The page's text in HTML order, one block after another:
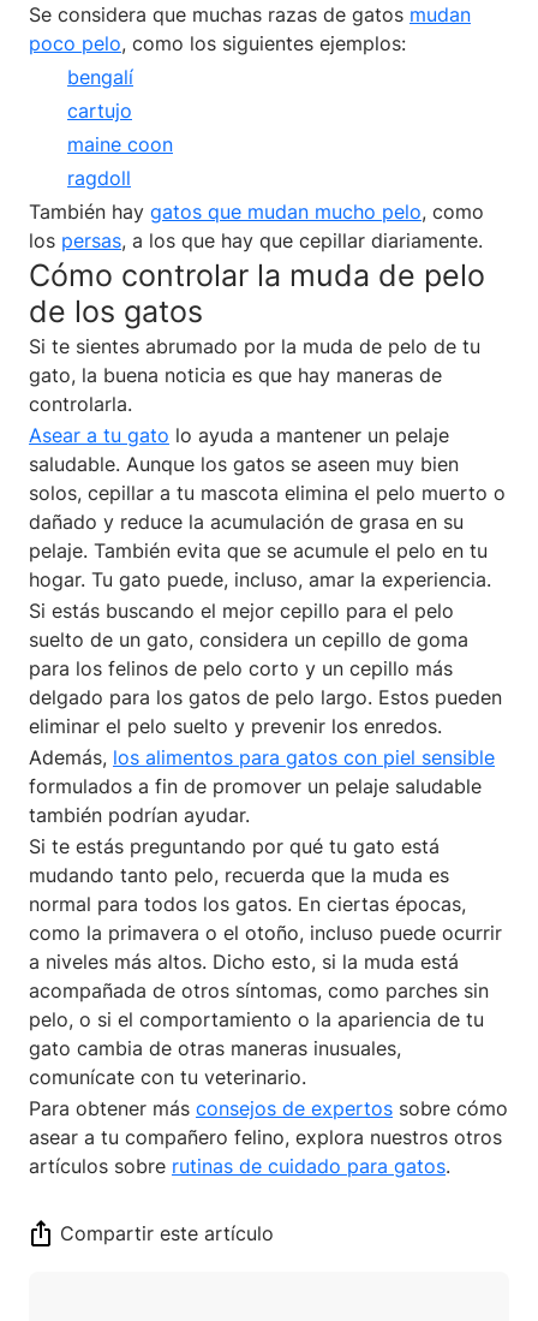
Se considera que muchas razas de gatos mudan
poco pelo, como los siguientes ejemplos:
bengalí
cartujo
maine coon
ragdoll
También hay gatos que mudan mucho pelo, como
los persas, a los que hay que cepillar diariamente.
Cómo controlar la muda de pelo
de los gatos
Si te sientes abrumado por la muda de pelo de tu
gato, la buena noticia es que hay maneras de
controlarla.
Asear a tu gato lo ayuda a mantener un pelaje
saludable. Aunque los gatos se aseen muy bien
solos, cepillar a tu mascota elimina el pelo muerto o
dañado y reduce la acumulación de grasa en su
pelaje. También evita que se acumule el pelo en tu
hogar. Tu gato puede, incluso, amar la experiencia.
Si estás buscando el mejor cepillo para el pelo
suelto de un gato, considera un cepillo de goma
para los felinos de pelo corto y un cepillo más
delgado para los gatos de pelo largo. Estos pueden
eliminar el pelo suelto y prevenir los enredos.
Además, los alimentos para gatos con piel sensible
formulados a fin de promover un pelaje saludable
también podrían ayudar.
Si te estás preguntando por qué tu gato está
mudando tanto pelo, recuerda que la muda es
normal para todos los gatos. En ciertas épocas,
como la primavera o el otoño, incluso puede ocurrir
a niveles más altos. Dicho esto, si la muda está
acompañada de otros síntomas, como parches sin
pelo, o si el comportamiento o la apariencia de tu
gato cambia de otras maneras inusuales,
comunícate con tu veterinario.
Para obtener más consejos de expertos sobre cómo
asear a tu compañero felino, explora nuestros otros
artículos sobre rutinas de cuidado para gatos.
Compartir este artículo